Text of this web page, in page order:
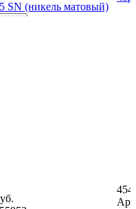
SN (никель матовый)
454